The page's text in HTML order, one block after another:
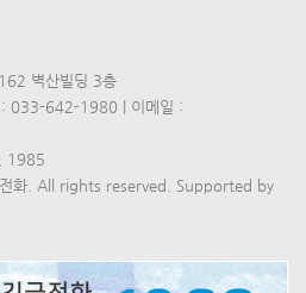
벽산빌딩 3층
033-642-1980 | 이메일 :
1985
화. All rights reserved. Supported by